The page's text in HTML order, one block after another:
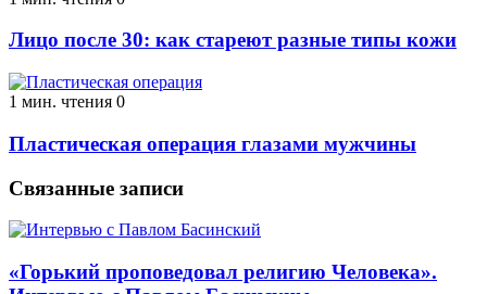
Лицо после 30: как стареют разные типы кожи
1 мин. чтения 0
Пластическая операция глазами мужчины
Связанные записи
«Горький проповедовал религию Человека».